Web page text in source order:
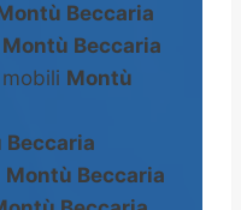
Beccaria
Montù Beccaria
Montù
Beccaria
Montù Beccaria